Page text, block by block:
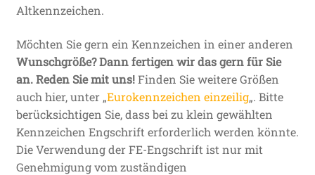
Altkennzeichen.
Möchten Sie gern ein Kennzeichen in einer anderen
Wunschgröße? Dann fertigen wir das gern für Sie
an. Reden Sie mit uns!Finden Sie weitere Größen
auch hier, unter „Eurokennzeichen einzeilig„. Bitte
berücksichtigen Sie, dass bei zu klein gewählten
Kennzeichen Engschrift erforderlich werden könnte.
Die Verwendung der FE-Engschrift ist nur mit
Genehmigung vom zuständigen